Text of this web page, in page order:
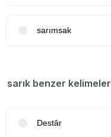
sarımsak
sarık benzer kelimeler
Destâr